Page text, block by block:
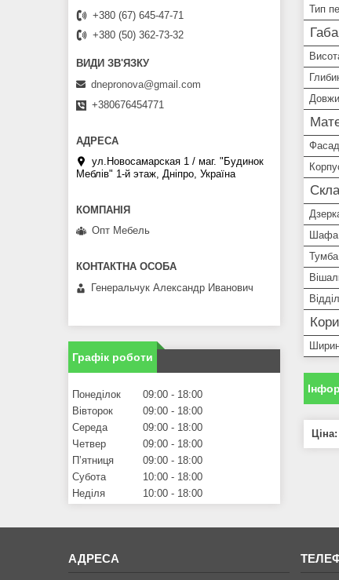
Тип
Шафа
Ціна:
+380 (67) 645-47-71
+380 (50) 362-73-32
dnepronova@gmail.com
+380676454771
ул.Новосамарская 1 / маг. "Будинок
Меблiв" 1-й этаж, Дніпро, Україна
Опт Мебель
Генеральчук Александр Иванович
Графік роботи
Понеділок 09:00
18:00
Вівторок
09:00
18:00
Середа
09:00
18:00
Четвер
09:00
18:00
Пʼятниця
09:00
18:00
Субота
10:00
18:00
Неділя
10:00 18:00